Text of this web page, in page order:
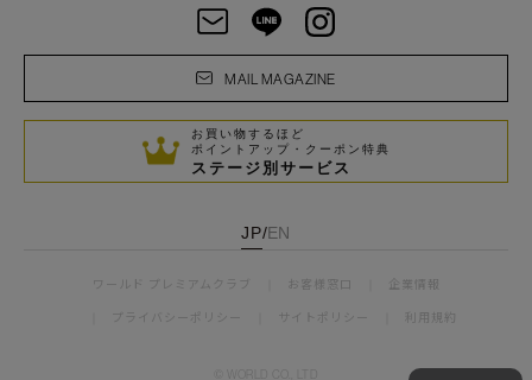
MAIL MAGAZINE
お買い物するほど
ポイントアップ・クーポン特典
ステージ別サービス
JP/EN
ワールド プレミアムクラブ お客様窓口
企業情報
プライバシーポリシー
サイトポリシー 利用規約